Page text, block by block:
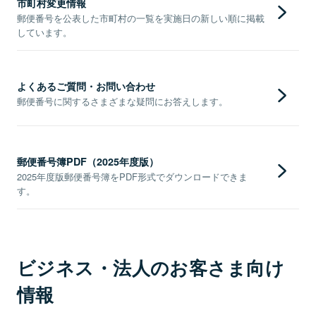
市町村変更情報
郵便番号を公表した市町村の一覧を実施日の新しい順に掲載
しています。
よくあるご質問・お問い合わせ
郵便番号に関するさまざまな疑問にお答えします。
郵便番号簿PDF（2025年度版）
2025年度版郵便番号簿をPDF形式でダウンロードできま
す。
ビジネス・法人のお客さま向け
情報